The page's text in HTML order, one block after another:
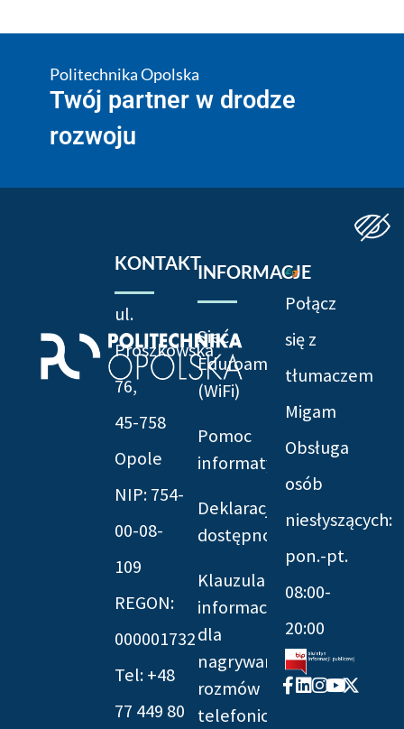
Politechnika Opolska
Twój partner w drodze
rozwoju
KONTAKT
ul.
Prószkowska
76,
45-758
Opole
NIP: 754-
00-08-
109
REGON:
000001732
Tel: +48
77 449 80
INFORMACJE
Sieć
Eduroam
(WiFi)
Pomoc
informatyczna
Deklaracja
dostępności
Klauzula
informacyjna
dla
nagrywania
rozmów
telefonicznych
Połącz
się z
tłumaczem
Migam
Obsługa
osób
niesłyszących:
pon.-pt.
08:00-
20:00
Facebook-
f
Linkedin
Instagram
Youtube
X-
twitter